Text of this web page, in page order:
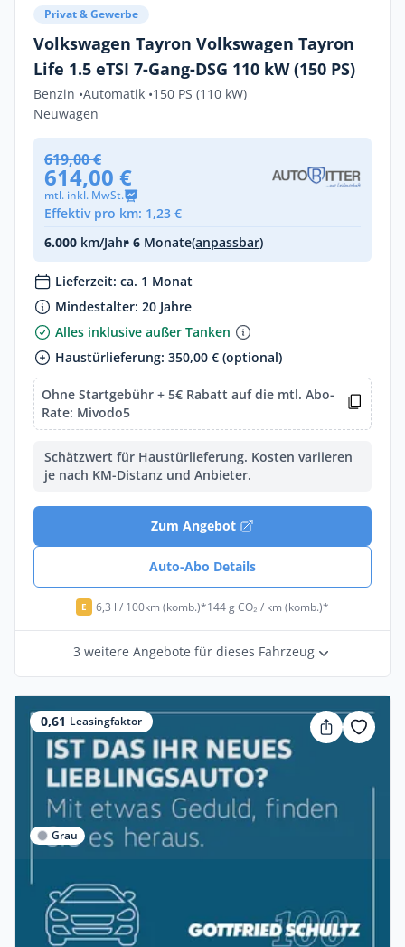
Privat & Gewerbe
Volkswagen Tayron Volkswagen Tayron
Life 1.5 eTSI 7-Gang-DSG 110 kW (150 PS)
Benzin •Automatik •150 PS (110 kW)
Neuwagen
619,00 €
614,00 €
mtl. inkl. MwSt.
Effektiv pro km: 1,23 €
6.000 km/Jahr• 6 Monate(anpassbar)
Lieferzeit: ca. 1 Monat
Mindestalter: 20 Jahre
Alles inklusive außer Tanken
Haustürlieferung: 350,00 € (optional)
Ohne Startgebühr + 5€ Rabatt auf die mtl. Abo-
Rate: Mivodo5
Schätzwert für Haustürlieferung. Kosten variieren
je nach KM-Distanz und Anbieter.
Zum Angebot
Auto-Abo Details
E 6,3 l / 100km (komb.)*144 g CO₂ / km (komb.)*
3 weitere Angebote für dieses Fahrzeug
0,61 Leasingfaktor
Grau
Privat
Volkswagen Tayron Life eTSI DSG
Benzin •Automatik •
150 PS (110 kW)